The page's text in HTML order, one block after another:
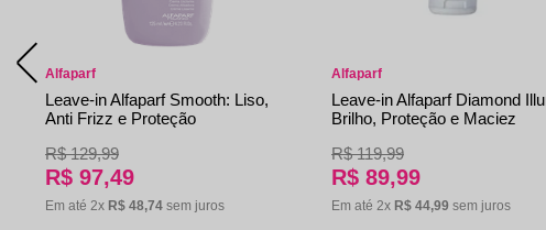
Alfaparf
Leave-in Alfaparf Smooth: Liso,
Anti Frizz e Proteção
R$ 129,99
R$ 97,49
Em até 2x R$ 48,74 sem juros
Alfaparf
Leave-in Alfaparf Diamond
Brilho, Proteção e Maciez
R$ 119,99
R$ 89,99
Em até 2x R$ 44,99 sem juros